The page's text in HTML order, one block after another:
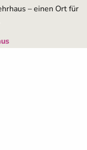
– einen Ort für